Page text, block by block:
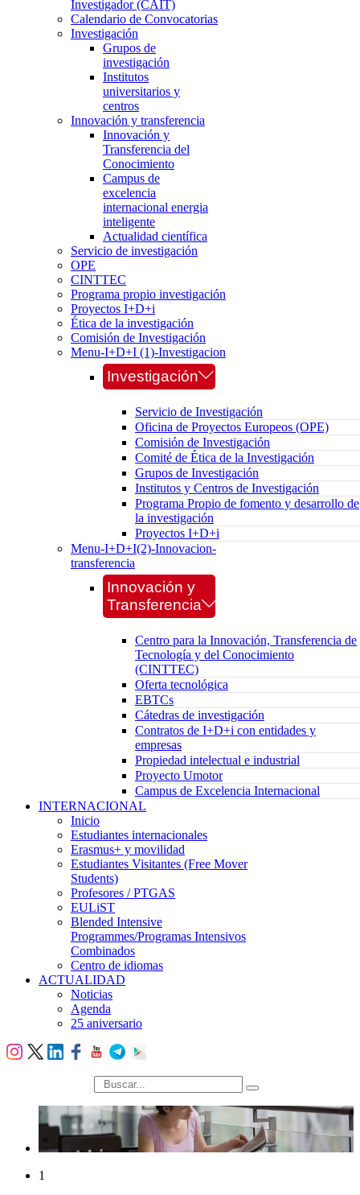
Investigador (CAIT)
Calendario de Convocatorias
Investigación
Grupos de
investigación
Institutos
universitarios y
centros
Innovación y transferencia
Innovación y
Transferencia del
Conocimiento
Campus de
excelencia
internacional energia
inteligente
Actualidad científica
Servicio de investigación
OPE
CINTTEC
Programa propio investigación
Proyectos I+D+i
Ética de la investigación
Comisión de Investigación
Menu-I+D+I (1)-Investigacion
Investigación
Servicio de Investigación
Oficina de Proyectos Europeos (OPE)
Comisión de Investigación
Comité de Ética de la Investigación
Grupos de Investigación
Institutos y Centros de Investigación
Programa Propio de fomento y desarrollo de
la investigación
Proyectos I+D+i
Menu-I+D+I(2)-Innovacion-
transferencia
Innovación y
Transferencia
Centro para la Innovación, Transferencia de
Tecnología y del Conocimiento
(CINTTEC)
Oferta tecnológica
EBTCs
Cátedras de investigación
Contratos de I+D+i con entidades y
empresas
Propiedad intelectual e industrial
Proyecto Umotor
Campus de Excelencia Internacional
INTERNACIONAL
Inicio
Estudiantes internacionales
Erasmus+ y movilidad
Estudiantes Visitantes (Free Mover
Students)
Profesores / PTGAS
EULiST
Blended Intensive
Programmes/Programas Intensivos
Combinados
Centro de idiomas
ACTUALIDAD
Noticias
Agenda
25 aniversario
búsqueda
1